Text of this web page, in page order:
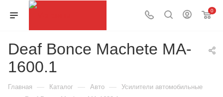
0
Deaf Bonce Machete MA-
1600.1
Главная — Каталог — Авто — Усилители автомобильные